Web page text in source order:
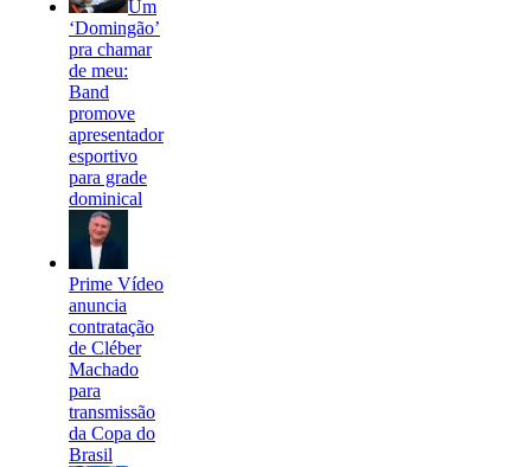
Um
‘Domingão’
pra chamar
de meu:
Band
promove
apresentador
esportivo
para grade
dominical
Prime Vídeo
anuncia
contratação
de Cléber
Machado
para
transmissão
da Copa do
Brasil